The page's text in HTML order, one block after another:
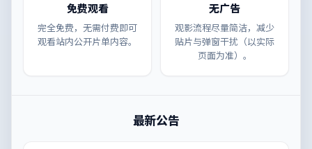
免费观看
完全免费，无需付费即可
观看站内公开片单内容。
无广告
观影流程尽量简洁，减少
贴片与弹窗干扰（以实际
页面为准）。
最新公告